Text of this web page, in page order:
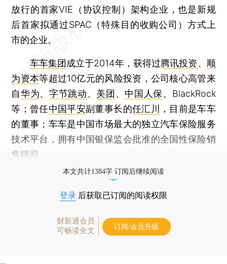
放行的首家VIE（协议控制）架构企业，也是新规
后首家拟通过SPAC（特殊目的收购公司）方式上
市的企业。
车车集团 成立于2014年，获得过腾讯投资、 顺
为资本等超过10亿元的风险投资，公司核心高管来
自华为、字节跳动、 美团 、 中国人保、BlackRock
等；曾任中国平安副董事长的任汇川
，目前是车车
的董事；车车是中国市场最大的独立汽车保险服务
技术平台，拥有中国银保监会批准的全国性保险销
售牌照。
本文共计1384字 订阅后继续阅读
登录 后获取已订阅的阅读权限
财新通会员
可畅读全文
订阅/会员升级